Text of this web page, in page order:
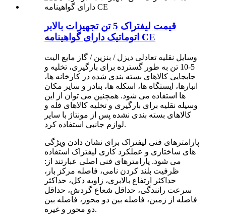
قیمت لیفتراک 5 تن تجهیزات بالابر
اتوماتیک دارای گواهینامه CE
وسایل نقلیه تعادلی دیزل / بنزین / گاز مایع الیت
5-10 تن به طور گسترده برای بارگیری، تخلیه و
جابجایی کالاهای بسته بندی شده در کارخانه ها،
انبارها، ایستگاه ها، اسکله ها، بنادر و سایر مکان
ها استفاده می شود. همچنین می توان از این
وسیله نقلیه برای بارگیری و تخلیه کالاهای فله و
کالاهای بسته بندی نشده پس از مونتاژ با سایر
لوازم جانبی استفاده کرد.
پارامترهای فنی لیفتراک برای نشان دادن ویژگی
های ساختاری و عملکرد کاری لیفتراک استفاده
می شود. پارامترهای فنی اصلی عبارتند از:
ظرفیت بلند کردن نامی، فاصله مرکز بار،
حداکثر ارتفاع بالابری، زاویه دکل، حداکثر
سرعت رانندگی، حداقل شعاع گردش، حداقل
فاصله از زمین، فاصله بین دو محور، فاصله بین
دو محور و غیره.